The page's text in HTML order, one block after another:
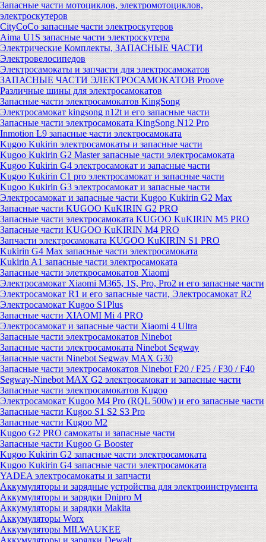
Запасные части мотоциклов, электромотоциклов,
электроскутеров
CityCoCo запасные части электроскутеров
Aima U1S запасные части электроскутера
Электрические Комплекты, ЗАПАСНЫЕ ЧАСТИ
Электровелосипедов
Электросамокаты и запчасти для электросамокатов
ЗАПАСНЫЕ ЧАСТИ ЭЛЕКТРОСАМОКАТОВ Proove
Различные шины для электросамокатов
Запасные части электросамокатов KingSong
Электросамокат kingsong n12t и его запасные части
Запасные части электросамоката KingSong N12 Pro
Inmotion L9 запасные части электросамоката
Kugoo Kukirin электросамокаты и запасные части
Kugoo Kukirin G2 Master запасные части электросамоката
Kugoo Kukirin G4 электросамокат и запасные части
Kugoo Kukirin C1 pro электросамокат и запасные части
Kugoo Kukirin G3 электросамокат и запасные части
Электросамокат и запасные части Kugoo Kukirin G2 Max
Запасные части KUGOO KuKIRIN G2 PRO
Запасные части электросамоката KUGOO KuKIRIN M5 PRO
Запасные части KUGOO KuKIRIN M4 PRO
Запчасти электросамоката KUGOO KuKIRIN S1 PRO
Kukirin G4 Max запасные части электросамоката
Kukirin A1 запасные части электросамоката
Запасные части элеткросамокатов Xiaomi
Электросамокат Xiaomi M365, 1S, Pro, Pro2 и его запасные части
Электросамокат R1 и его запасные части, Электросамокат R2
Электросамокат Kugoo S1Plus
Запасные части XIAOMI Mi 4 PRO
Электросамокат и запасные части Xiaomi 4 Ultra
Запасные части электросамокатов Ninebot
Запасные части электросамоката Ninebot Segway
Запасные части Ninebot Segway MAX G30
Запасные части электросамокатов Ninebot F20 / F25 / F30 / F40
Segway-Ninebot MAX G2 электросамокат и запасные части
Запасные части электросамокатов Kugoo
Электросамокат Kugoo M4 Pro (RQL 500w) и его запасные части
Запасные части Kugoo S1 S2 S3 Pro
Запасные части Kugoo M2
Kugoo G2 PRO самокаты и запасные части
Запасные части Kugoo G Booster
Kugoo Kukirin G2 запасные части электросамоката
Kugoo Kukirin G4 запасные части электросамоката
YADEA электросамокаты и запчасти
Аккумуляторы и зарядные устройства для электроинструмента
Аккумуляторы и зарядки Dnipro M
Аккумуляторы и зарядки Makita
Аккумуляторы Worx
Аккумуляторы MILWAUKEE